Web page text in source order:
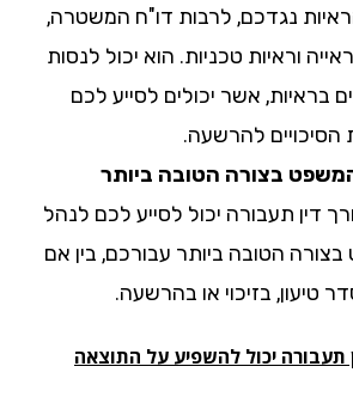
נגדכם, לרבות דו"ח המשטרה,
וראיות טכניות. הוא יכול לנסות
אשר יכולים לסייע לכם
להרשעה.
בצורה הטובה ביותר
תעבורה יכול לסייע לכם לנהל
הטובה ביותר עבורכם, בין אם
בזיכוי או בהרשעה.
יכול להשפיע על התוצאה